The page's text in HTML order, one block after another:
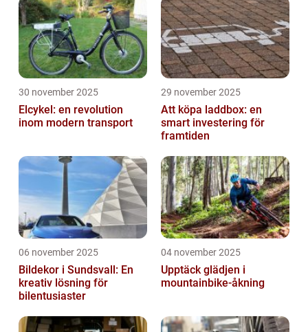
30 november 2025
Elcykel: en revolution
inom modern transport
29 november 2025
Att köpa laddbox: en
smart investering för
framtiden
06 november 2025
Bildekor i Sundsvall: En
kreativ lösning för
bilentusiaster
04 november 2025
Upptäck glädjen i
mountainbike-åkning